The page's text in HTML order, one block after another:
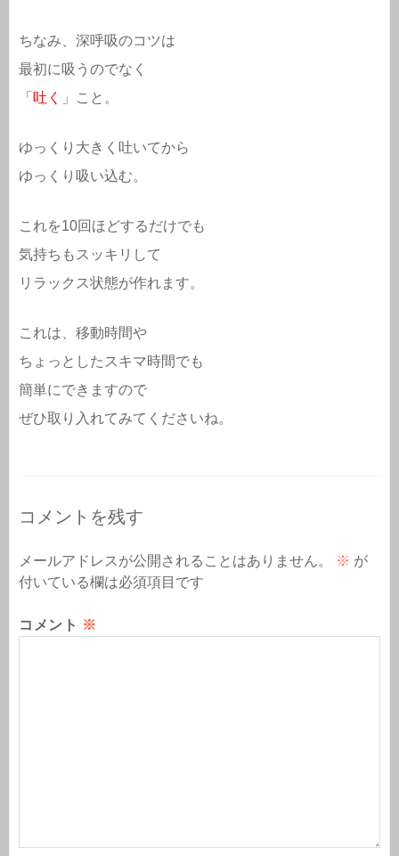
ちなみ、深呼吸のコツは
最初に吸うのでなく
「 吐く 」こと。
ゆっくり大きく吐いてから
ゆっくり吸い込む。
これを10回ほどするだけでも
気持ちもスッキリして
リラックス状態が作れます。
これは、移動時間や
ちょっとしたスキマ時間でも
簡単にできますので
ぜひ取り入れてみてくださいね。
コメントを残す
メールアドレスが公開されることはありません。 ※ が
付いている欄は必須項目です
コメント ※